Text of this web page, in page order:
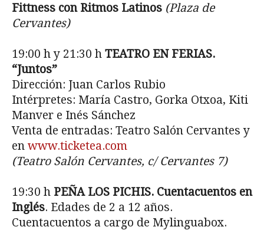
Fittness con Ritmos Latinos (Plaza de
Cervantes)
19:00 h y 21:30 h TEATRO EN FERIAS.
“Juntos”
Dirección: Juan Carlos Rubio
Intérpretes: María Castro, Gorka Otxoa, Kiti
Manver e Inés Sánchez
Venta de entradas: Teatro Salón Cervantes y
en www.ticketea.com
(Teatro Salón Cervantes, c/ Cervantes 7)
19:30 h PEÑA LOS PICHIS. Cuentacuentos en
Inglés. Edades de 2 a 12 años.
Cuentacuentos a cargo de Mylinguabox.